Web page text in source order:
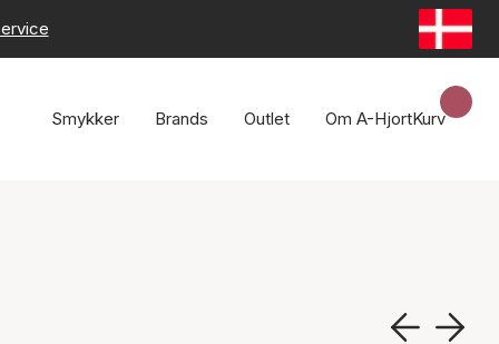
Smykker Brands Outlet Om A-HjortKurv